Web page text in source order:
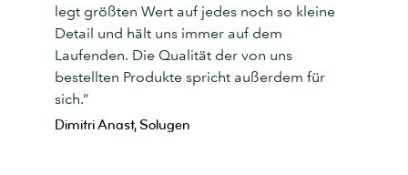
legt größten Wert auf jedes noch so kleine
Detail und hält uns immer auf dem
Laufenden. Die Qualität der von uns
bestellten Produkte spricht außerdem für
sich.“
Dimitri Anast, Solugen